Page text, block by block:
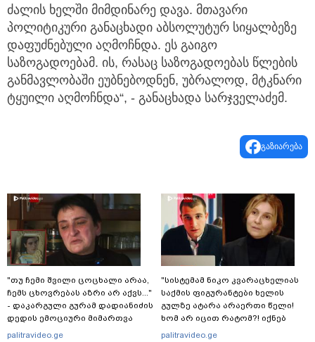
ძალის ხელში მიმდინარე დავა. მთავარი
პოლიტიკური განაცხადი აბსოლუტურ სიყალბეზე
დაფუძნებული აღმოჩნდა. ეს გაიგო
საზოგადოებამ. ის, რასაც საზოგადოებას წლების
განმავლობაში ეუბნებოდნენ, უბრალოდ, მტკნარი
ტყუილი აღმოჩნდა“, - განაცხადა სარჯველაძემ.
გაზიარება
"თუ ჩემი შვილი ცოცხალი არაა,
ჩემს ცხოვრებას აზრი არ აქვს..."
- დაკარგული გურამ დადიანიძის
დედის ემოციური მიმართვა
palitravideo.ge
"სისტემამ ნიკო კვარაცხელიას
საქმის ფიგურანტები ხელის
გულზე ატარა არაერთი წელი!
ხომ არ იცით რატომ?! იქნებ
იმიტომ რომ თავად
palitravideo.ge